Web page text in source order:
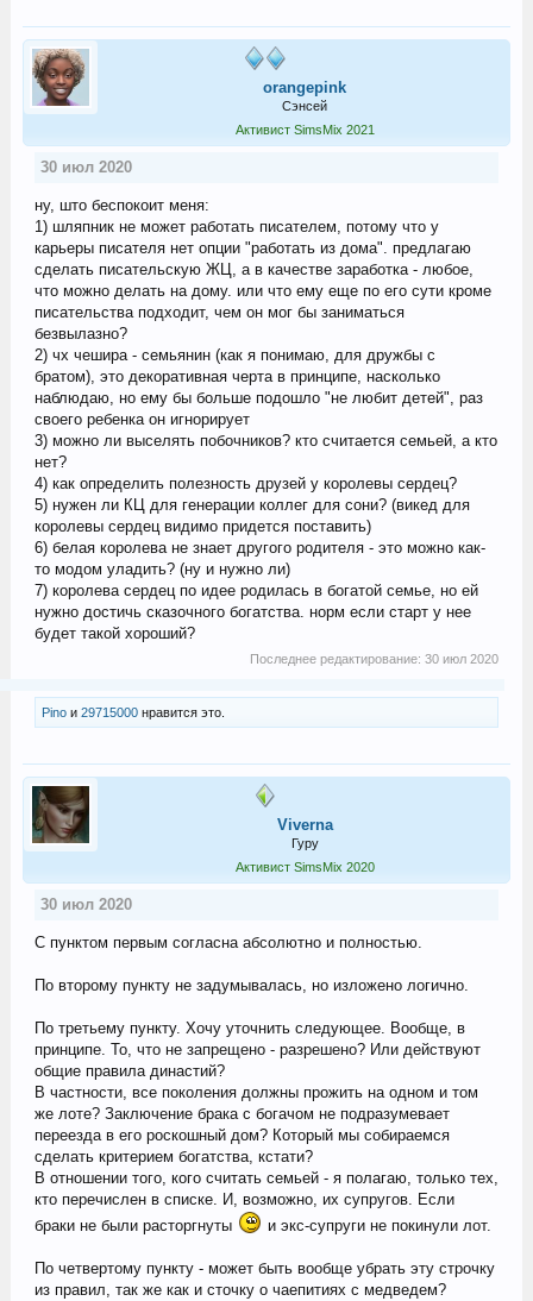
orangepink
Сэнсей
Активист SimsMix 2021
30 июл 2020
ну, што беспокоит меня:
1) шляпник не может работать писателем, потому что у
карьеры писателя нет опции "работать из дома". предлагаю
сделать писательскую ЖЦ, а в качестве заработка - любое,
что можно делать на дому. или что ему еще по его сути кроме
писательства подходит, чем он мог бы заниматься
безвылазно?
2) чх чешира - семьянин (как я понимаю, для дружбы с
братом), это декоративная черта в принципе, насколько
наблюдаю, но ему бы больше подошло "не любит детей", раз
своего ребенка он игнорирует
3) можно ли выселять побочников? кто считается семьей, а кто
нет?
4) как определить полезность друзей у королевы сердец?
5) нужен ли КЦ для генерации коллег для сони? (викед для
королевы сердец видимо придется поставить)
6) белая королева не знает другого родителя - это можно как-
то модом уладить? (ну и нужно ли)
7) королева сердец по идее родилась в богатой семье, но ей
нужно достичь сказочного богатства. норм если старт у нее
будет такой хороший?
Последнее редактирование:30 июл 2020
Pinoи 29715000нравится это.
Viverna
Гуру
Активист SimsMix 2020
30 июл 2020
С пунктом первым согласна абсолютно и полностью.
По второму пункту не задумывалась, но изложено логично.
По третьему пункту. Хочу уточнить следующее. Вообще, в
принципе. То, что не запрещено - разрешено? Или действуют
общие правила династий?
В частности, все поколения должны прожить на одном и том
же лоте? Заключение брака с богачом не подразумевает
переезда в его роскошный дом? Который мы собираемся
сделать критерием богатства, кстати?
В отношении того, кого считать семьей - я полагаю, только тех,
кто перечислен в списке. И, возможно, их супругов. Если
браки не были расторгнуты
и экс-супруги не покинули лот.
По четвертому пункту - может быть вообще убрать эту строчку
из правил, так же как и сточку о чаепитиях с медведем?